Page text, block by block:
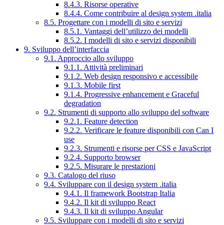
8.4.3. Risorse operative
8.4.4. Come contribuire al design system .italia
8.5. Progettare con i modelli di sito e servizi
8.5.1. Vantaggi dell’utilizzo dei modelli
8.5.2. I modelli di sito e servizi disponibili
9. Sviluppo dell’interfaccia
9.1. Approccio allo sviluppo
9.1.1. Attività preliminari
9.1.2. Web design responsivo e accessibile
9.1.3. Mobile first
9.1.4. Progressive enhancement e Graceful
degradation
9.2. Strumenti di supporto allo sviluppo del software
9.2.1. Feature detection
9.2.2. Verificare le feature disponibili con Can I
use
9.2.3. Strumenti e risorse per CSS e JavaScript
9.2.4. Supporto browser
9.2.5. Misurare le prestazioni
9.3. Catalogo del riuso
9.4. Sviluppare con il design system .italia
9.4.1. Il framework Bootstrap Italia
9.4.2. Il kit di sviluppo React
9.4.3. Il kit di sviluppo Angular
9.5. Sviluppare con i modelli di sito e servizi